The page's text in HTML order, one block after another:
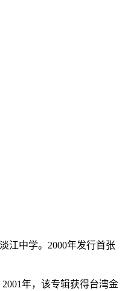
江中学。2000年发行首张
年，该专辑获得台湾金